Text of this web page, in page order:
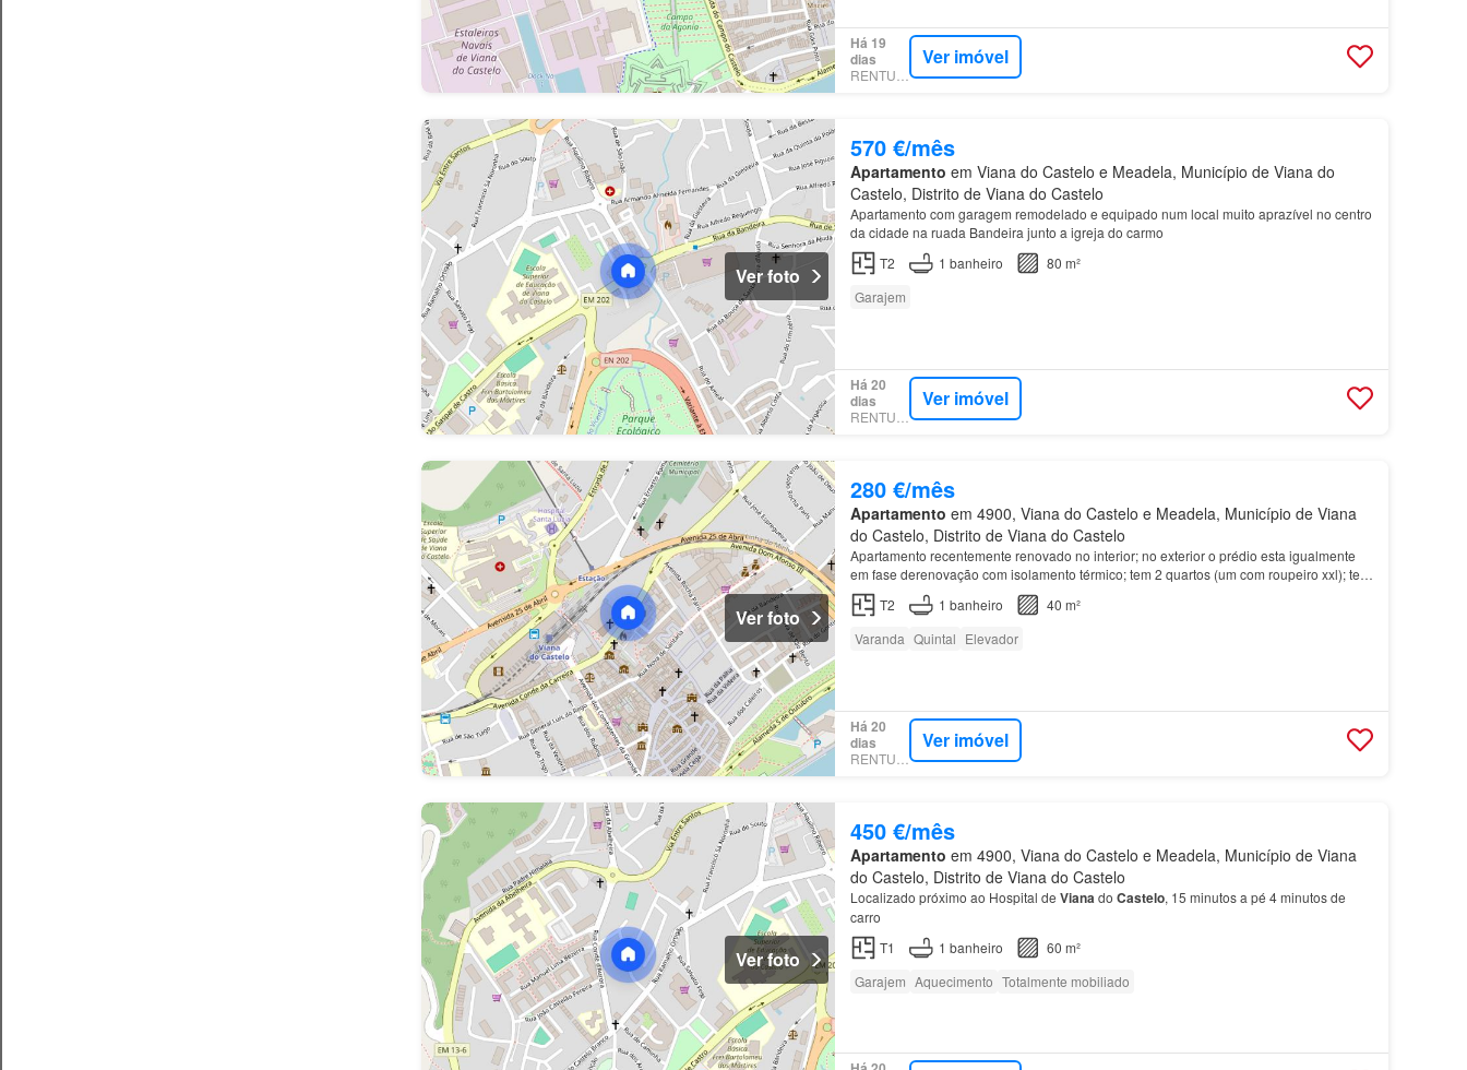
Há 19
dias
RENTUMO
Ver imóvel
Ver foto
570 €/mês
Apartamento em Viana do Castelo e Meadela, Município de Viana do
Castelo, Distrito de Viana do Castelo
Apartamento com garagem remodelado e equipado num local muito aprazível no centro
da cidade na ruada Bandeira junto a igreja do carmo
T2
1 banheiro
80 m²
Garajem
Há 20
dias
RENTUMO
Ver imóvel
Ver foto
280 €/mês
Apartamento em 4900, Viana do Castelo e Meadela, Município de Viana
do Castelo, Distrito de Viana do Castelo
Apartamento recentemente renovado no interior; no exterior o prédio esta igualmente
em fase derenovação com isolamento térmico; tem 2 quartos (um com roupeiro xxl); tem
1 casa de banho completa; possui sala comum com muito so…
T2 1 banheiro
40 m²
Varanda Quintal Elevador
Há 20
dias
Ver imóvel
Ver foto
450 €/mês
Apartamento em 4900, Viana do Castelo e Meadela, Município de Viana
do Castelo, Distrito de Viana do Castelo
Localizado próximo ao Hospital de Vianado Castelo, 15 minutos a pé 4 minutos de
carro
T1
1 banheiro
60 m²
Garajem Aquecimento Totalmente mobiliado